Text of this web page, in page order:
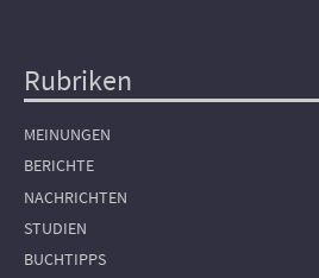
Hauptnavigation
Rubriken
MEINUNGEN
BERICHTE
NACHRICHTEN
STUDIEN
BUCHTIPPS